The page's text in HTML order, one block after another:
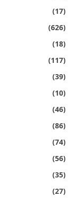
(17)
(626)
(18)
(117)
(39)
(10)
(46)
(86)
(74)
(56)
(35)
(27)